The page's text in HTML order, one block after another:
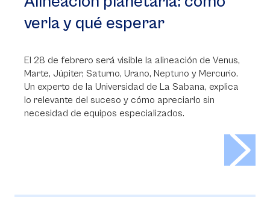
verla y qué esperar
El 28 de febrero será visible la alineación de Venus,
Marte, Júpiter, Saturno, Urano, Neptuno y Mercurio.
Un experto de la Universidad de La Sabana, explica
lo relevante del suceso y cómo apreciarlo sin
necesidad de equipos especializados.